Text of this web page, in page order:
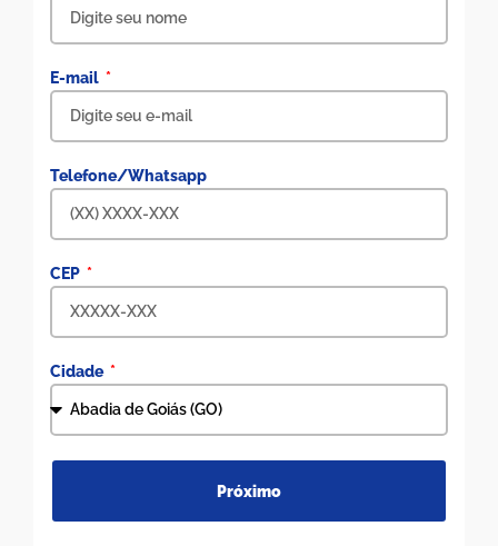
E-mail
Telefone/Whatsapp
CEP
Cidade
Próximo